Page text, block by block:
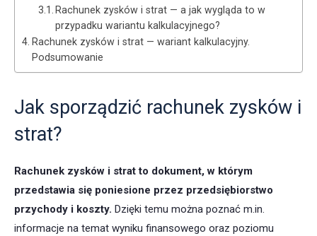
Rachunek zysków i strat — a jak wygląda to w
przypadku wariantu kalkulacyjnego?
Rachunek zysków i strat — wariant kalkulacyjny.
Podsumowanie
Jak sporządzić rachunek zysków i
strat?
Rachunek zysków i strat to dokument, w którym
przedstawia się poniesione przez przedsiębiorstwo
przychody i koszty. Dzięki temu można poznać m.in.
informacje na temat wyniku finansowego oraz poziomu